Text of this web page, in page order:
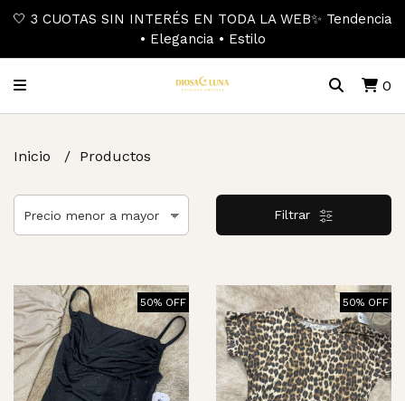
🤍 3 CUOTAS SIN INTERÉS EN TODA LA WEB✨ Tendencia
• Elegancia • Estilo
0
Inicio Productos
Filtrar
50% OFF 50% OFF